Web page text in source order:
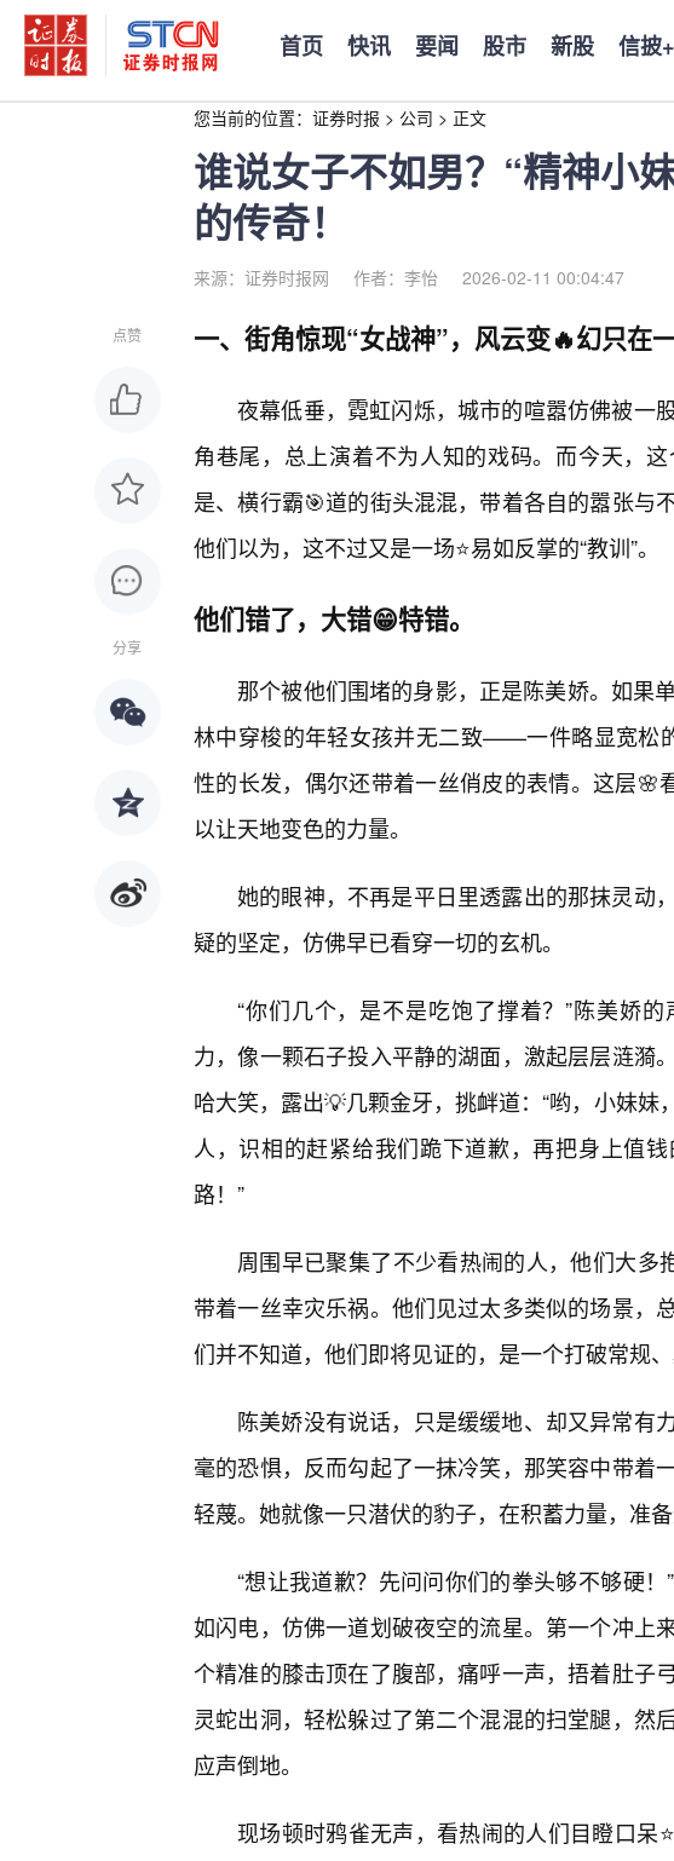
首页 快讯 要闻 股市 新股 信披+
您当前的位置： 证券时报 > 公司 > 正文
谁说女子不如男？“精神小
的传奇！
来源：证券时报网 作者：李怡 2026-02-11 00:04:47
点赞
分享
一、街角惊现“女战神”，风云变🔥幻只在
夜幕低垂，霓虹闪烁，城市的喧嚣仿佛被一
角巷尾，总上演着不为人知的戏码。而今天，
是、横行霸🎯道的街头混混，带着各自的嚣张与
他们以为，这不过又是一场⭐易如反掌的“教训”。
他们错了，大错😁特错。
那个被他们围堵的身影，正是陈美娇。如果
林中穿梭的年轻女孩并无二致——一件略显宽松
性的长发，偶尔还带着一丝俏皮的表情。这层🌸
以让天地变色的力量。
她的眼神，不再是平日里透露出的那抹灵动
疑的坚定，仿佛早已看穿一切的玄机。
“你们几个，是不是吃饱了撑着？”陈美娇
力，像一颗石子投入平静的湖面，激起层层涟漪
哈大笑，露出💡几颗金牙，挑衅道：“哟，小妹妹
人，识相的赶紧给我们跪下道歉，再把身上值
路！”
周围早已聚集了不少看热闹的人，他们大多
带着一丝幸灾乐祸。他们见过太多类似的场景，
们并不知道，他们即将见证的，是一个打破常规、
陈美娇没有说话，只是缓缓地、却又异常有
毫的恐惧，反而勾起了一抹冷笑，那笑容中带着
轻蔑。她就像一只潜伏的豹子，在积蓄力量，准
“想让我道歉？先问问你们的拳头够不够硬
如闪电，仿佛一道划破夜空的流星。第一个冲上
个精准的膝击顶在了腹部，痛呼一声，捂着肚子
灵蛇出洞，轻松躲过了第二个混混的扫堂腿，然
应声倒地。
现场顿时鸦雀无声，看热闹的人们目瞪口呆